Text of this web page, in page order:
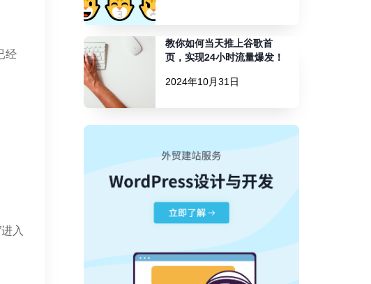
经
入
教你如何当天推上谷歌首
页，实现24小时流量爆发！
2024年10月31日